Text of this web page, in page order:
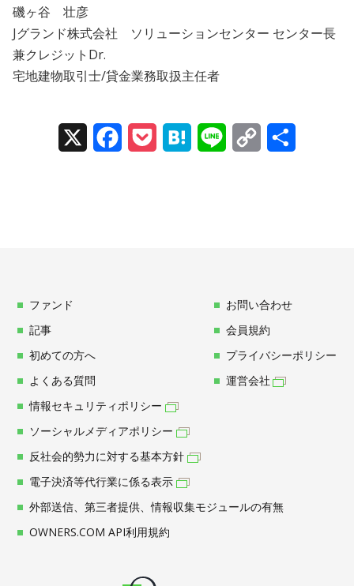
磯ヶ谷 壮彦
Jグランド株式会社 ソリューションセンター センター長
兼クレジットDr.
宅地建物取引士/貸金業務取扱主任者
Facebook
Pocket Hatena Line
Copy
ファンド
記事
初めての方へ
よくある質問
お問い合わせ
会員規約
プライバシーポリシー
運営会社
情報セキュリティポリシー
ソーシャルメディアポリシー
反社会的勢力に対する基本方針
電子決済等代行業に係る表示
外部送信、第三者提供、情報収集モジュールの有無
OWNERS.COM API利用規約